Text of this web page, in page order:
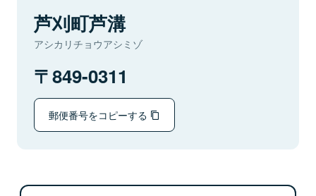
芦刈町芦溝
アシカリチョウアシミゾ
849-0311
郵便番号をコピーする